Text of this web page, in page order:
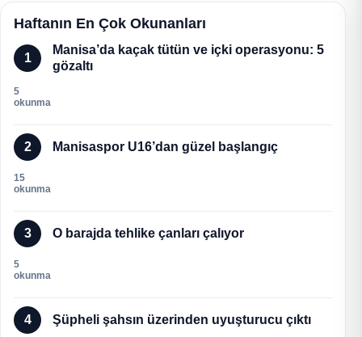
Haftanın En Çok Okunanları
1
Manisa’da kaçak tütün ve içki operasyonu: 5
gözaltı
5
okunma
2 Manisaspor U16’dan güzel başlangıç
15
okunma
3 O barajda tehlike çanları çalıyor
5
okunma
4 Şüpheli şahsın üzerinden uyuşturucu çıktı